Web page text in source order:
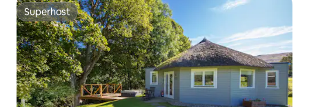
Superhost
Superhost